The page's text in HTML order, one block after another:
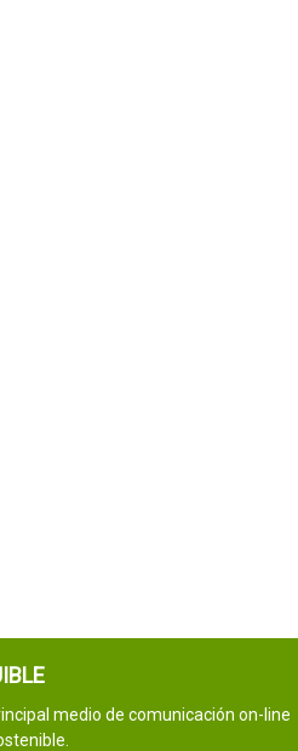
medio de comunicación on-line